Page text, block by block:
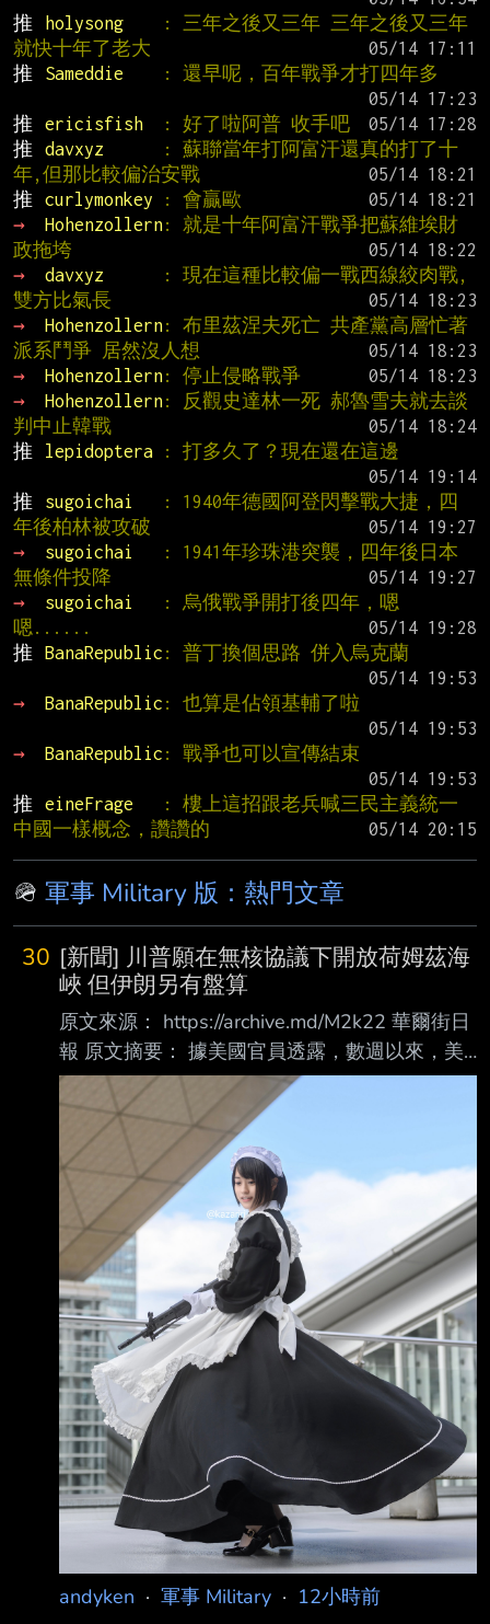
推
holysong
: 三年之後又三年 三年之後又三年
就快十年了老大
推
Sameddie
: 還早呢，百年戰爭才打四年多
推
ericisfish : 好了啦阿普 收手吧
推
davxyz
: 蘇聯當年打阿富汗還真的打了十
年,但那比較偏治安戰
推
curlymonkey : 會贏歐
→
Hohenzollern: 就是十年阿富汗戰爭把蘇維埃財
政拖垮
→
davxyz
: 現在這種比較偏一戰西線絞肉戰,
雙方比氣長
→
Hohenzollern: 布里茲涅夫死亡 共產黨高層忙著
派系鬥爭 居然沒人想
→
Hohenzollern: 停止侵略戰爭
→
Hohenzollern: 反觀史達林一死 郝魯雪夫就去談
判中止韓戰
推
lepidoptera
: 打多久了？現在還在這邊
推
sugoichai
: 1940年德國阿登閃擊戰大捷，四
年後柏林被攻破
→
sugoichai
: 1941年珍珠港突襲，四年後日本
無條件投降
→
sugoichai
: 烏俄戰爭開打後四年，嗯
嗯......
推
BanaRepublic : 普丁換個思路 併入烏克蘭
→
BanaRepublic : 也算是佔領基輔了啦
→
BanaRepublic : 戰爭也可以宣傳結束
推
eineFrage
: 樓上這招跟老兵喊三民主義統一
中國一樣概念，讚讚的
🪖 軍事 Military 版：熱門文章
30 [新聞] 川普願在無核協議下開放荷姆茲海
峽 但伊朗另有盤算
原文來源： https://archive.md/M2k22 華爾街日
報 原文摘要： 據美國官員透露，數週以來，美
國總統川普一直在為如何宣布自己在與伊朗的戰
爭中已取 得勝利來鋪路，前提是伊朗能全面重
新開放荷姆茲海峽。他甚至私下向高級幕僚提出
過一 個想法，就是他甚至願意在沒有與伊朗達
成核協議的情況下直接退出這場衝突 然而，當
伊朗週六提出重新允許船隻自由通行這條水道的
最高代價後，這個縮減後的目標 又變得更加難
以實現。伊朗甚至要求美國支付數十億美元、撤
走駐紮在該地區的美軍，以 及結束美國的海上
封鎖等條件 這一連
andyken · 軍事 Military · 12小時前